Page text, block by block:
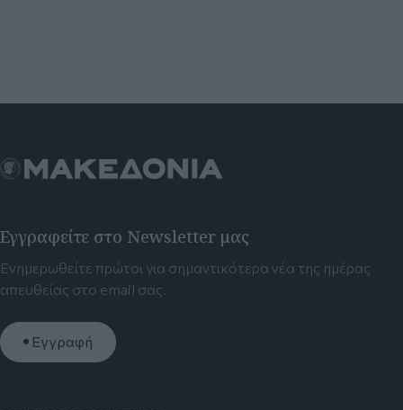
Εγγραφείτε στο Newsletter μας
Ενημερωθείτε πρώτοι για σημαντικότερα νέα της ημέρας
απευθείας στο email σας.
Εγγραφή